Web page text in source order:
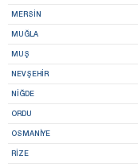
MERSIN
MUĞLA
MUŞ
NEVŞEHIR
NIĞDE
ORDU
OSMANIYE
RIZE